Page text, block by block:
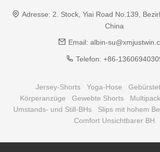
Adresse: 2. Stock, Yiai Road No.139,
China
Email: albin-
Telefon: +86-
Jersey-Shorts Yoga-Hose
Körperanzüge
Gewebte Shorts
Umstands- und Still-BHs
Slips mit hohem
Comfort Unsichtbarer BH